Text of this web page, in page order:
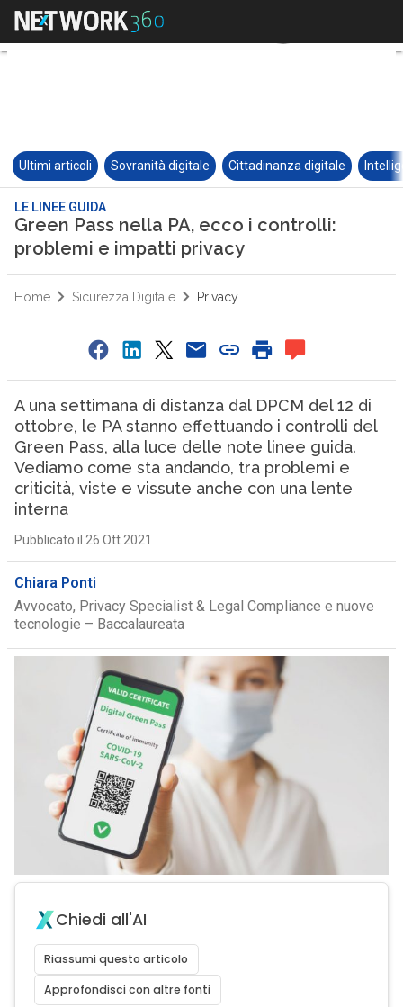
Ultimi articoli Sovranità digitale Cittadinanza digitale
LE LINEE GUIDA
Green Pass nella PA, ecco i controlli:
problemi e impatti privacy
Home Sicurezza Digitale Privacy
A una settimana di distanza dal DPCM del 12 di
ottobre, le PA stanno effettuando i controlli del
Green Pass, alla luce delle note linee guida.
Vediamo come sta andando, tra problemi e
criticità, viste e vissute anche con una lente
interna
Pubblicato il 26 Ott 2021
Chiara Ponti
Avvocato, Privacy Specialist & Legal Compliance e nuove
tecnologie – Baccalaureata
Chiedi all'AI
Riassumi questo articolo
Approfondisci con altre fonti